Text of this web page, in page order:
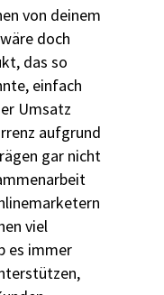
von deinem
doch
das so
einfach
Umsatz
aufgrund
gar nicht
viel
es immer